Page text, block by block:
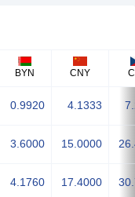
BYN CNY
0.9920 4.1333
3.6000 15.0000
4.1760 17.4000